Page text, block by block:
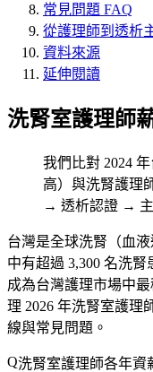
常見問題 FAQ
從護理師到透析
資料來源
延伸閱讀
洗腎室護理師
我們比對 2024
高）與洗腎護理
→ 透析認證 → 主
台灣是全球洗腎（血
中有超過 3,300 名洗
成為台灣護理市場中
理 2026 年洗腎室護理
線與常見問題。
洗腎室護理師各年資